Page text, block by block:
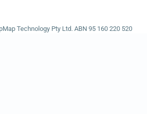
Technology Pty Ltd. ABN 95 160 220 520